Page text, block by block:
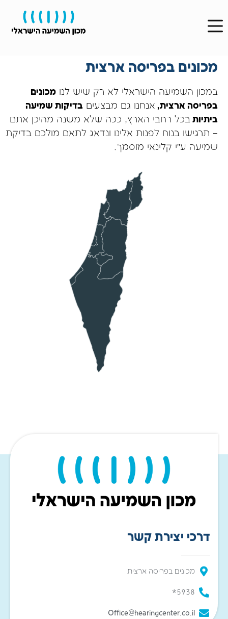
מכונים בפריסה ארצית
במכון השמיעה הישראלי לא רק שיש לנו מכונים
בפריסה ארצית, אנחנו גם מבצעים בדיקות שמיעה
ביתיות בכל רחבי הארץ, ככה שלא משנה מהיכן אתם
– תרגישו בנוח לפנות אלינו ונדאג לתאם מולכם בדיקת
שמיעה ע״י קלינאי מוסמך.
דרכי יצירת קשר
מכונים בפריסה ארצית
5938*
Office@hearingcenter.co.il